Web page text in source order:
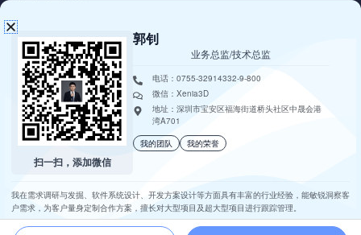
客户提供可持续的
价值。
Copyright © 2018 - 2025 • 深圳市璇玑动画科技有限公司 • All Rights
扫一扫，添加微信
郭钊
业务总监/技术总监
电话：0755-32914332-9-800
微信：Xenia3D
地址：深圳市宝安区福海街道桥头社区中晟会港
湾A701
我的团队
我的荣誉
我在需求调研与发掘、软件系统设计、开发方案设计等方面具有丰富的行业经验，能敏锐洞察客
户需求，为客户量身定制合作方案，擅长对大型项目及超大型项目进行跟踪管理。